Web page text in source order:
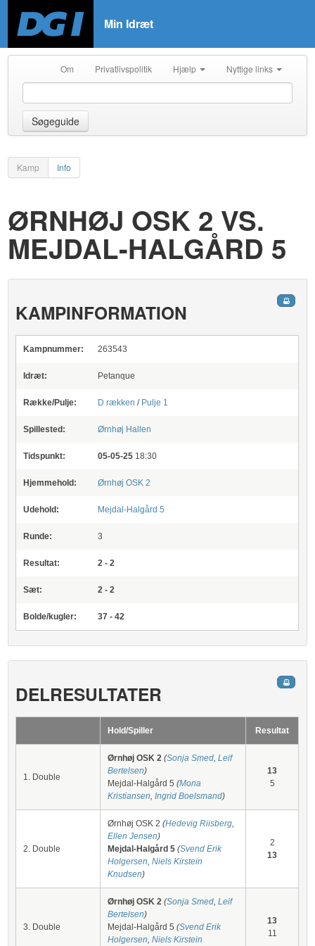
Min Idræt
Om Privatlivspolitik Hjælp Nyttige links
Søgeguide
Kamp Info
ØRNHØJ OSK 2 VS.
MEJDAL-HALGÅRD 5
KAMPINFORMATION
Kampnummer: 263543
Idræt: Petanque
Række/Pulje: D rækken / Pulje 1
Spillested: Ørnhøj Hallen
Tidspunkt: 05-05-25 18:30
Hjemmehold: Ørnhøj OSK 2
Udehold: Mejdal-Halgård 5
Runde: 3
Resultat: 2 - 2
Sæt: 2 - 2
Bolde/kugler: 37 - 42
DELRESULTATER
Hold/Spiller Resultat
1. Double
Ørnhøj OSK 2(Sonja Smed,Leif
Bertelsen)
Mejdal-Halgård 5(Mona
Kristiansen,Ingrid Boelsmand)
13
5
2. Double
Ørnhøj OSK 2(Hedevig Riisberg,
Ellen Jensen)
Mejdal-Halgård 5(Svend Erik
Holgersen,Niels Kirstein
Knudsen)
2
13
3. Double
Ørnhøj OSK 2(Sonja Smed,Leif
Bertelsen)
Mejdal-Halgård 5(Svend Erik
Holgersen,Niels Kirstein
13
11